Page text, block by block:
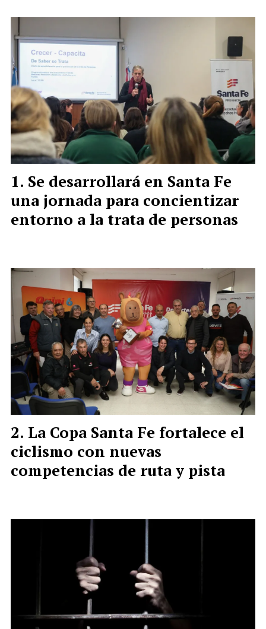
Se desarrollará en Santa Fe
una jornada para concientizar
entorno a la trata de personas
La Copa Santa Fe fortalece el
ciclismo con nuevas
competencias de ruta y pista